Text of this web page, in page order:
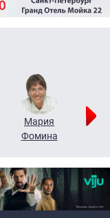
Мария
Фомина